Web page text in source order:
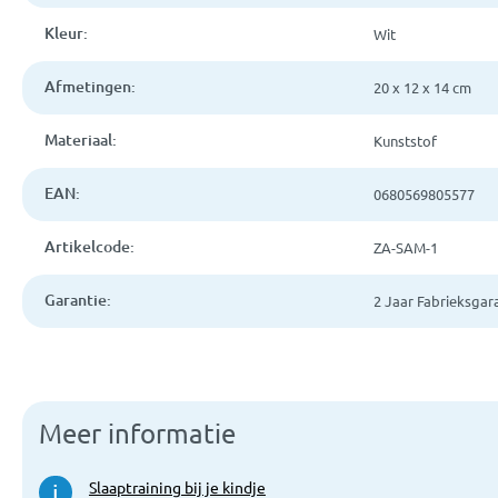
Kleur: Wit
Afmetingen: 20 x 12 x 14 cm
Materiaal: Kunststof
EAN: 0680569805577
Artikelcode: ZA-SAM-1
Garantie: 2 Jaar
Meer informatie
i Slaaptraining bij je kindje